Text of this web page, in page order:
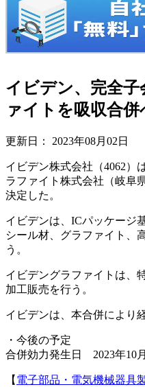
イビデン、完全
ァイトを吸収合併
更新日： 2023年08月02日
イビデン株式会社（4062）
ラファイト株式会社（岐阜
決定した。
イビデンは、ICパッケージ
シール材、グラファイト、
う。
イビデングラファイトは、
加工販売を行う。
イビデンは、本合併により
・今後の予定
合併効力発生日 2023年10
【 電子部品・電気機械器具